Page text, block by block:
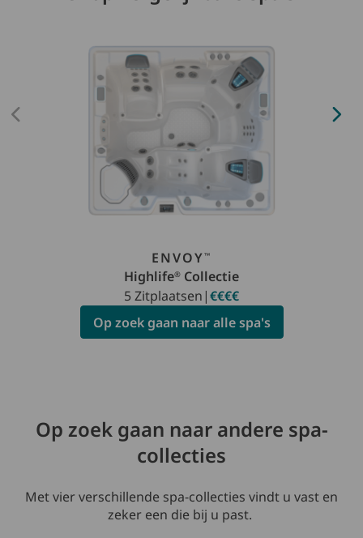
ENVOY™
Highlife® Collectie
5 Zitplaatsen |€€€€
Op zoek gaan naar alle spa's
Op zoek gaan naar andere spa-
collecties
Met vier verschillende spa-collecties vindt u vast en
zeker een die bij u past.